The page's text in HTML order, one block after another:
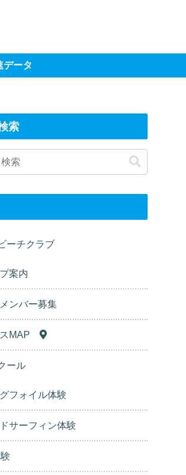
データ
索
ーチクラブ
案内
ンバー募集
スMAP
ール
フォイル体験
サーフィン体験